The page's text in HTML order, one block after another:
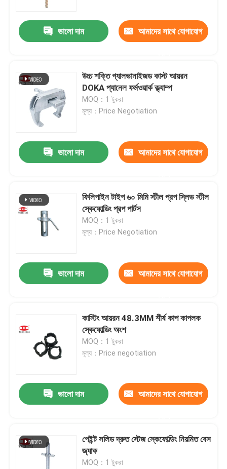
ভালো দাম আমাদের সাথে যোগাযোগ
উচ্চ শক্তি গ্যালভানাইজড কাস্ট আয়রন
DOKA প্যানেল ফর্মওয়ার্ক ক্ল্যাম্প
MOQ：1 টুকরা
মূল্য：Price Negotiation
ভালো দাম আমাদের সাথে যোগাযোগ
ফিলিপাইন টাইপ ৬০ মিমি স্টীল প্রপ স্লিভ স্টীল
স্কেফোল্ডিং প্রপ পার্টস
MOQ：1 টুকরা
মূল্য：Price Negotiation
ভালো দাম আমাদের সাথে যোগাযোগ
কাস্টিং আয়রন 48.3MM শীর্ষ কাপ কাপলক
স্কেফোল্ডিং অংশ
MOQ：1 টুকরা
মূল্য：Price negotiation
ভালো দাম আমাদের সাথে যোগাযোগ
পেইন্ট সলিড দ্রুত স্টেজ স্কেফোল্ডিং নিয়মিত বেস
জ্যাক
MOQ：1 টুকরা